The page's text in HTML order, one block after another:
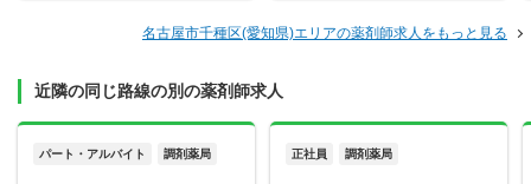
名古屋市千種区(愛知県)エリアの薬剤師求人をもっと見る
近隣の同じ路線の別の薬剤師求人
パート・アルバイト 調剤薬局 正社員 調剤薬局